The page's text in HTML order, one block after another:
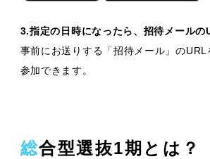
3.指定の日時になったら、招待メールの
事前にお送りする「招待メール」のURL
参加できます。
総合型選抜1期とは？